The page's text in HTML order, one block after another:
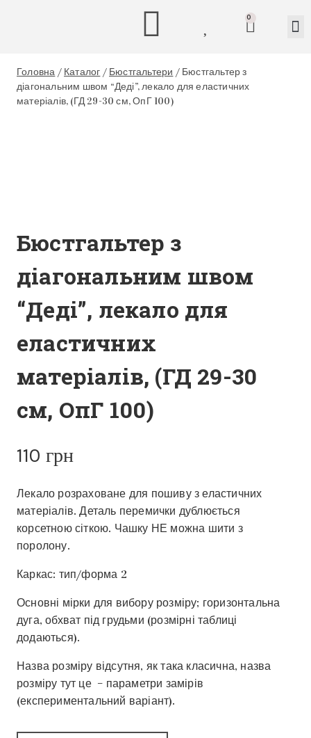
0
Головна / Каталог / Бюстгальтери / Бюстгальтер з
діагональним швом “Деді”, лекало для еластичних
матеріалів, (ГД 29-30 см, ОпГ 100)
Бюстгальтер з
діагональним швом
“Деді”, лекало для
еластичних
матеріалів, (ГД 29-30
см, ОпГ 100)
110 грн
Лекало розраховане для пошиву з еластичних
матеріалів. Деталь перемички дублюється
корсетною сіткою. Чашку НЕ можна шити з
поролону.
Каркас: тип/форма 2
Основні мірки для вибору розміру; горизонтальна
дуга, обхват під грудьми (розмірні таблиці
додаються).
Назва розміру відсутня, як така класична, назва
розміру тут це – параметри замірів
(експериментальний варіант).